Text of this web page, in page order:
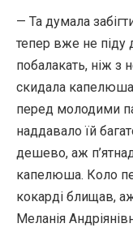
— Та думала
тепер вже не піду
побалакать, ніж з
скидала
перед молодими
наддавало їй
дешево, аж
капелюша. Коло
кокарді блищав,
Меланія